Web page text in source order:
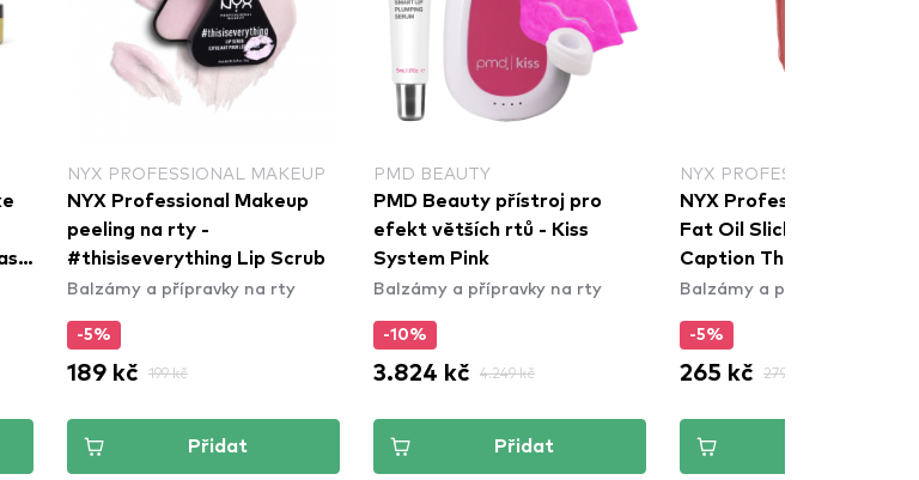
NYX PROFESSIONAL MAKEUP
NYX Professional Makeup
peeling na rty -
#thisiseverything Lip Scrub
Balzámy a přípravky na rty
-5%
189 kč 199 kč
Přidat
PMD BEAUTY
PMD Beauty přístroj pro
efekt větších rtů - Kiss
System Pink
Balzámy a přípravky na rty
-10%
3.824 kč 4.249 kč
Přidat
NYX PROFESSIONAL
NYX Professional
Fat Oil Slick Click - 19
Caption This
Balzámy a přípravky na rty
-5%
265 kč 279 kč